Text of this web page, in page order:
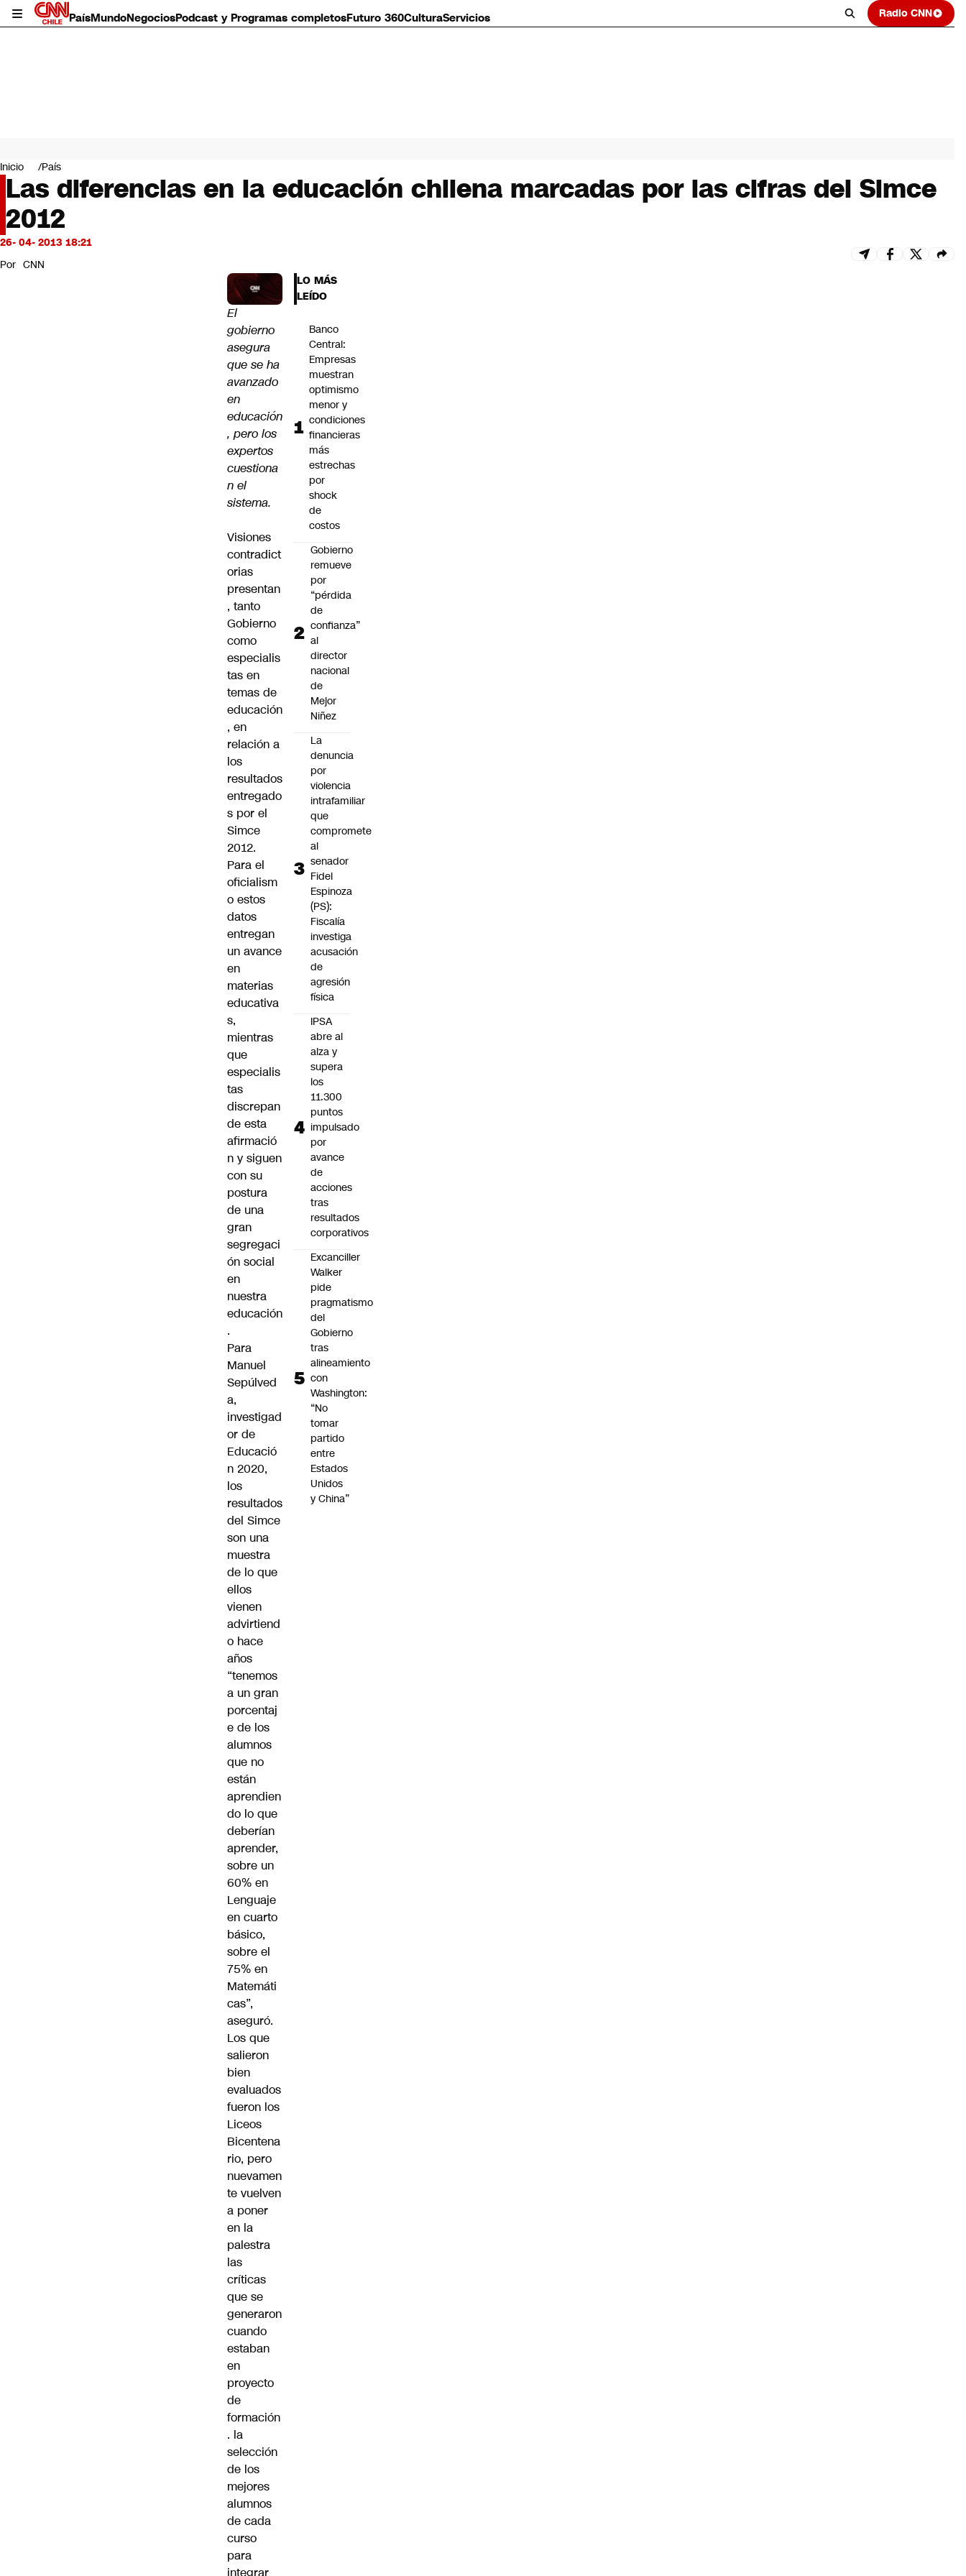
PaísMundoNegociosPodcast y Programas completosFuturo 360CulturaServicios Radio CNN
Mundo
Negocios
Deportes
Programas completos
Cultura
Servicios
Bits
CNN Data
Inicio País
Las diferencias en la educación chilena marcadas por las cifras del Simce
2012
26- 04- 2013 18:21
Por CNN
El
gobierno
asegura
que se ha
avanzado
en
educación
, pero los
expertos
cuestiona
n el
sistema.
Visiones
contradict
orias
presentan
, tanto
Gobierno
como
especialis
tas en
temas de
educación
, en
relación a
los
resultados
entregado
s por el
Simce
2012.
Para el
oficialism
o estos
datos
entregan
un avance
en
materias
educativa
s,
mientras
que
especialis
tas
discrepan
de esta
afirmació
n y siguen
con su
postura
de una
gran
segregaci
ón social
en
nuestra
educación
.
Para
Manuel
Sepúlved
a,
investigad
or de
Educació
n 2020,
los
resultados
del Simce
son una
muestra
de lo que
ellos
vienen
advirtiend
o hace
años
“tenemos
a un gran
porcentaj
e de los
alumnos
que no
están
aprendien
do lo que
deberían
aprender,
sobre un
60% en
Lenguaje
en cuarto
básico,
sobre el
75% en
Matemáti
cas”,
aseguró.
Los que
salieron
bien
evaluados
fueron los
Liceos
Bicentena
rio, pero
nuevamen
te vuelven
a poner
en la
palestra
las
críticas
que se
generaron
cuando
estaban
en
proyecto
de
formación
. la
selección
de los
mejores
alumnos
de cada
curso
para
integrar
LO MÁS
LEÍDO
Banco
Central:
Empresas
muestran
optimismo
menor y
condiciones
financieras
más
estrechas
por
shock
de
costos
Gobierno
remueve
por
“pérdida
de
confianza”
al
director
nacional
de
Mejor
Niñez
La
denuncia
por
violencia
intrafamiliar
que
compromete
al
senador
Fidel
Espinoza
(PS):
Fiscalía
investiga
acusación
de
agresión
física
IPSA
abre al
alza y
supera
los
11.300
puntos
impulsado
por
avance
de
acciones
tras
resultados
corporativos
Excanciller
Walker
pide
pragmatismo
del
Gobierno
tras
alineamiento
con
Washington:
“No
tomar
partido
entre
Estados
Unidos
y China”